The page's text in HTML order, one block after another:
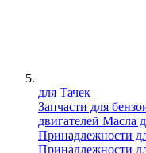
для Тачек
Запчасти для
двигателей Масла
Принадлежности
Принадлежности